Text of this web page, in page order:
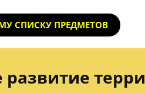
СПИСКУ ПРЕДМЕТОВ
развитие